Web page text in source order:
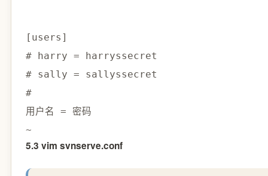
[ users ]
# harry = harryssecret
# sally = sallyssecret
#
用户名 = 密码
5.3 vim svnserve.conf